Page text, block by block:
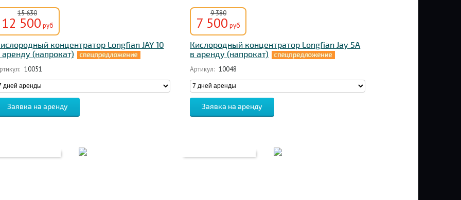
15 630
12 500 руб
концентратор Longfian JAY 10
аренду (напрокат)
10051
Заявка на аренду
9 380
7 500 руб
Кислородный концентратор Longfian Jay 5A
в аренду (напрокат)
Артикул: 10048
Заявка на аренду